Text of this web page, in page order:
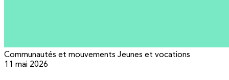
Communautés et mouvements Jeunes et vocations
11 mai 2026